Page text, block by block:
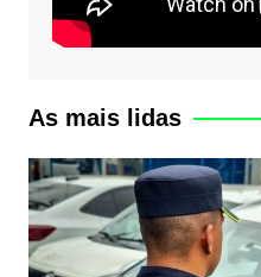
As mais lidas